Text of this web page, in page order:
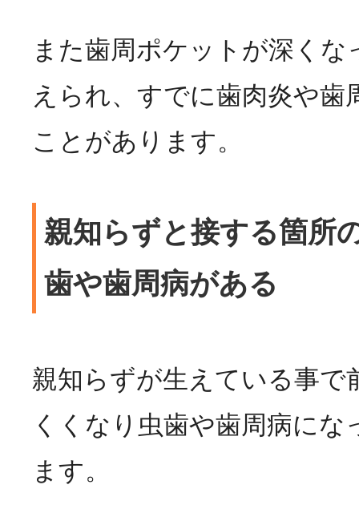
また歯周ポケットが深く
えられ、すでに歯肉炎や歯
ことがあります。
親知らずと接する箇所
歯や歯周病がある
親知らずが生えている事で
くくなり虫歯や歯周病にな
ます。